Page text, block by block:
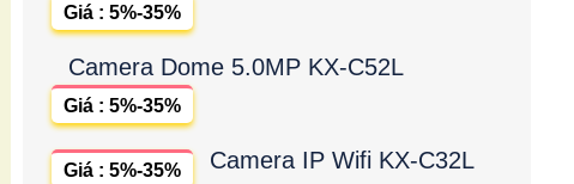
Giá : 5%-35%
Camera Dome 5.0MP KX-C52L
Giá : 5%-35%
Camera IP Wifi KX-C32L
Giá : 5%-35%